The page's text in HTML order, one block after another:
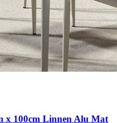
x 100cm Linnen Alu Mat